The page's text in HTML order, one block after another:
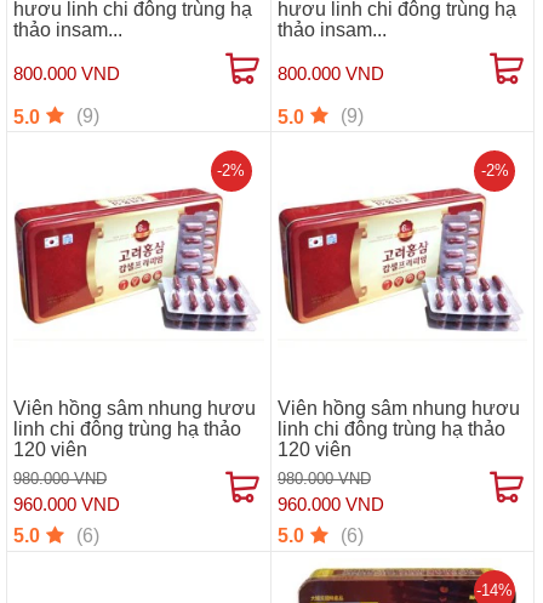
hươu linh chi đông trùng hạ
thảo insam...
800.000 VND
5.0 (9)
hươu linh chi đông trùng hạ
thảo insam...
800.000 VND
5.0 (9)
Viên hồng sâm nhung hươu
linh chi đông trùng hạ thảo
120 viên
980.000 VND
960.000 VND
-2%
5.0 (6)
Viên hồng sâm nhung hươu
linh chi đông trùng hạ thảo
120 viên
980.000 VND
960.000 VND
-2%
5.0 (6)
-14%